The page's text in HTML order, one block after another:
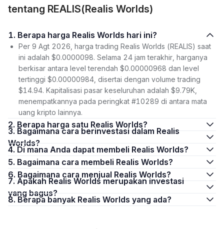
tentang REALIS(Realis Worlds)
1. Berapa harga Realis Worlds hari ini?
Per 9 Agt 2026, harga trading Realis Worlds (REALIS) saat
ini adalah $0.0000098. Selama 24 jam terakhir, harganya
berkisar antara level terendah $0.00000968 dan level
tertinggi $0.00000984, disertai dengan volume trading
$14.94. Kapitalisasi pasar keseluruhan adalah $9.79K,
menempatkannya pada peringkat #10289 di antara mata
uang kripto lainnya.
2. Berapa harga satu Realis Worlds?
3. Bagaimana cara berinvestasi dalam Realis
Worlds?
4. Di mana Anda dapat membeli Realis Worlds?
5. Bagaimana cara membeli Realis Worlds?
6. Bagaimana cara menjual Realis Worlds?
7. Apakah Realis Worlds merupakan investasi
yang bagus?
8. Berapa banyak Realis Worlds yang ada?